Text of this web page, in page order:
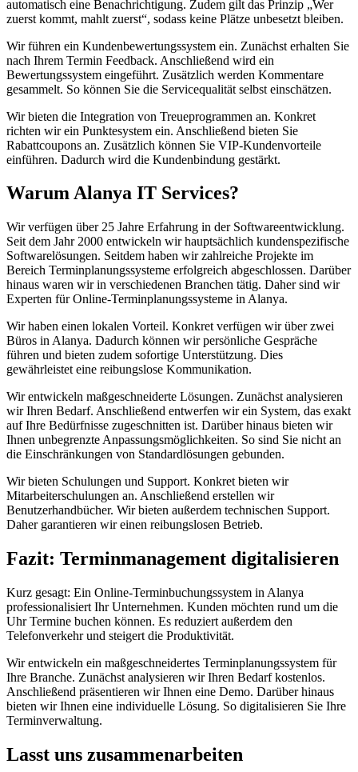
automatisch eine Benachrichtigung. Zudem gilt das Prinzip „Wer
zuerst kommt, mahlt zuerst“, sodass keine Plätze unbesetzt bleiben.
Wir führen ein Kundenbewertungssystem ein. Zunächst erhalten Sie
nach Ihrem Termin Feedback. Anschließend wird ein
Bewertungssystem eingeführt. Zusätzlich werden Kommentare
gesammelt. So können Sie die Servicequalität selbst einschätzen.
Wir bieten die Integration von Treueprogrammen an. Konkret
richten wir ein Punktesystem ein. Anschließend bieten Sie
Rabattcoupons an. Zusätzlich können Sie VIP-Kundenvorteile
einführen. Dadurch wird die Kundenbindung gestärkt.
Warum Alanya IT Services?
Wir verfügen über 25 Jahre Erfahrung in der Softwareentwicklung.
Seit dem Jahr 2000 entwickeln wir hauptsächlich kundenspezifische
Softwarelösungen. Seitdem haben wir zahlreiche Projekte im
Bereich Terminplanungssysteme erfolgreich abgeschlossen. Darüber
hinaus waren wir in verschiedenen Branchen tätig. Daher sind wir
Experten für Online-Terminplanungssysteme in Alanya.
Wir haben einen lokalen Vorteil. Konkret verfügen wir über zwei
Büros in Alanya. Dadurch können wir persönliche Gespräche
führen und bieten zudem sofortige Unterstützung. Dies
gewährleistet eine reibungslose Kommunikation.
Wir entwickeln maßgeschneiderte Lösungen. Zunächst analysieren
wir Ihren Bedarf. Anschließend entwerfen wir ein System, das exakt
auf Ihre Bedürfnisse zugeschnitten ist. Darüber hinaus bieten wir
Ihnen unbegrenzte Anpassungsmöglichkeiten. So sind Sie nicht an
die Einschränkungen von Standardlösungen gebunden.
Wir bieten Schulungen und Support. Konkret bieten wir
Mitarbeiterschulungen an. Anschließend erstellen wir
Benutzerhandbücher. Wir bieten außerdem technischen Support.
Daher garantieren wir einen reibungslosen Betrieb.
Fazit: Terminmanagement digitalisieren
Kurz gesagt: Ein Online-Terminbuchungssystem in Alanya
professionalisiert Ihr Unternehmen. Kunden möchten rund um die
Uhr Termine buchen können. Es reduziert außerdem den
Telefonverkehr und steigert die Produktivität.
Wir entwickeln ein maßgeschneidertes Terminplanungssystem für
Ihre Branche. Zunächst analysieren wir Ihren Bedarf kostenlos.
Anschließend präsentieren wir Ihnen eine Demo. Darüber hinaus
bieten wir Ihnen eine individuelle Lösung. So digitalisieren Sie Ihre
Terminverwaltung.
Lasst uns zusammenarbeiten